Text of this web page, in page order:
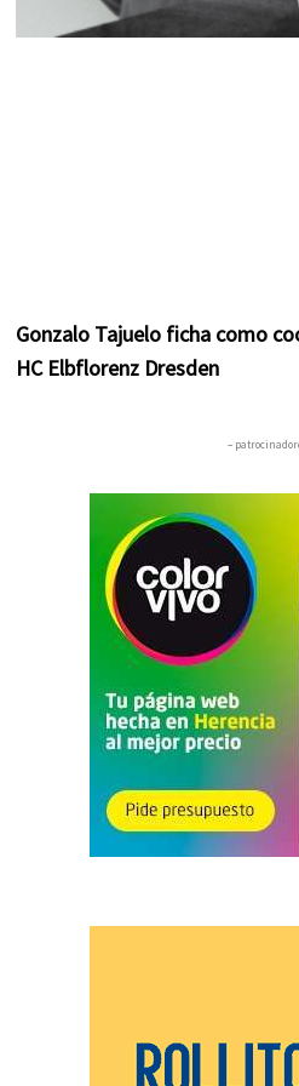
Gonzalo Tajuelo ficha como
HC Elbflorenz Dresden
–